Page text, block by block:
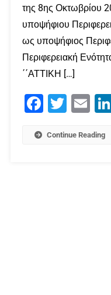
της 8ης Οκτωβρίου
υποψήφιου
ως υποψήφιος
Περιφερειακή
΄΄ΑΤΤΙΚΗ […]
Facebook
Twitter Email
Continue Reading